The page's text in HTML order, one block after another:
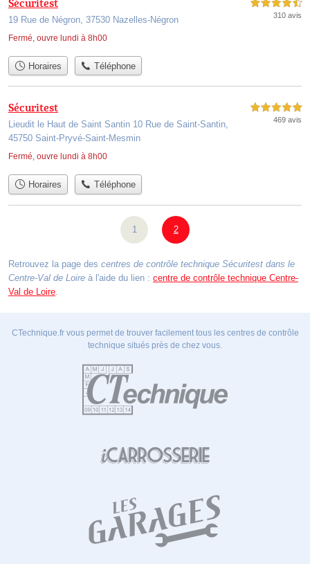
19 Rue de Négron, 37530 Nazelles-Négron
Fermé, ouvre lundi à 8h00
4,5 étoiles sur 5
310 avis
Horaires Téléphone
Sécuritest
Lieudit le Haut de Saint Santin 10 Rue de Saint-Santin,
45750 Saint-Pryvé-Saint-Mesmin
Fermé, ouvre lundi à 8h00
5,0 étoiles sur 5
469 avis
Horaires Téléphone
1 2
Retrouvez la page des centres de contrôle technique Sécuritest dans le
Centre-Val de Loire à l'aide du lien : centre de contrôle technique Centre-
Val de Loire
CTechnique.fr vous permet de trouver facilement tous les centres de contrôle
technique situés près de chez vous.